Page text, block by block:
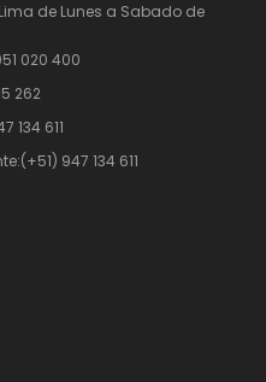
de Lunes a Sabado de
020 400
262
134 611
947 134 611